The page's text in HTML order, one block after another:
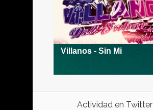
Actividad en Twitter